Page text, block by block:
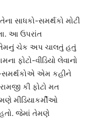
સાધકો-સમર્થકો મોટી
આ ઉપરાંત
તેમનું ચેક અપ ચાલતું હતું
ફોટો-વીડિયો લેવાનો
સમર્થકોએ એમ કહીને
કી ફોટો મત
મીડિયાકર્મીઓ
હતો. જેમાં તેમણે